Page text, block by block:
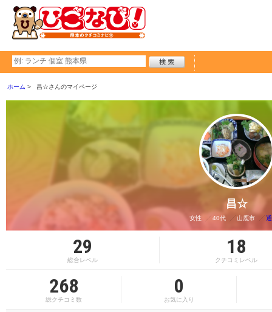
ホーム 昌☆さんのマイページ
昌☆
女性 40代 山鹿市
29
総合レベル
18
クチコミレベル
268
総クチコミ数
0
お気に入り